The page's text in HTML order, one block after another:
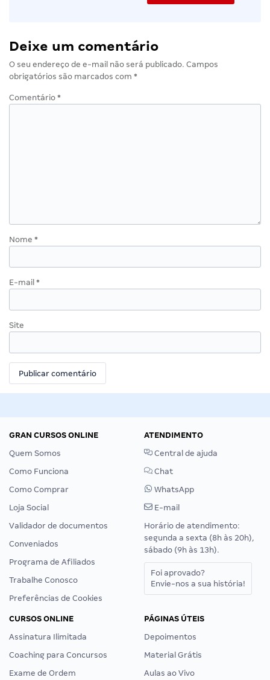
Deixe um comentário
O seu endereço de e-mail não será publicado. Campos
obrigatórios são marcados com *
Comentário *
Nome *
E-mail *
Site
GRAN CURSOS ONLINE
Quem Somos
Como Funciona
Como Comprar
Loja Social
Validador de documentos
Conveniados
Programa de Afiliados
Trabalhe Conosco
Preferências de Cookies
ATENDIMENTO
Central de ajuda
Chat
WhatsApp
E-mail
Horário de atendimento:
segunda a sexta (8h às 20h),
sábado (9h às 13h).
Foi aprovado?
Envie-nos a sua história!
CURSOS ONLINE
Assinatura Ilimitada
Coaching para Concursos
Exame de Ordem
PÁGINAS ÚTEIS
Depoimentos
Material Grátis
Aulas ao Vivo